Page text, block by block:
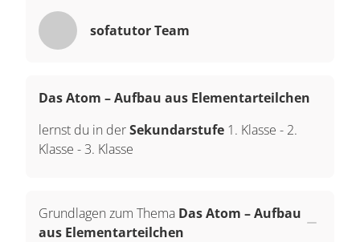
sofatutor Team
Das Atom – Aufbau aus Elementarteilchen
lernst du in derSekundarstufe 1. Klasse - 2.
Klasse - 3. Klasse
Grundlagen zum Thema Das Atom – Aufbau
aus Elementarteilchen